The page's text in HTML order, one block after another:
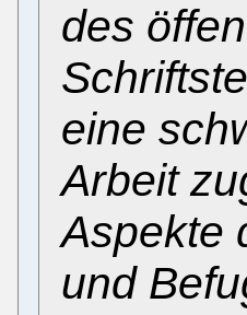
des
eine
Arbeit
Aspekte
und